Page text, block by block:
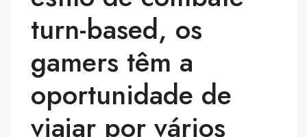
turn-based, os
gamers têm a
oportunidade de
viajar por vários